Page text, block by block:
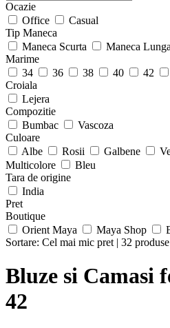
Ocazie
Office
Casual
Tip Maneca
Maneca Scurta
Maneca Lunga
Marime
34
36 38 40 42
Croiala
Lejera
Compozitie
Bumbac
Vascoza
Culoare
Albe
Rosii Galbene
Multicolore
Bleu
Tara de origine
India
Pret
Boutique
Orient Maya
Maya Shop
Sortare: Cel mai mic pret | 32
Bluze si Camasi
42